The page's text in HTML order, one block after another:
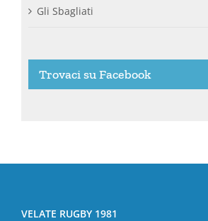
Gli Sbagliati
Trovaci su Facebook
VELATE RUGBY 1981